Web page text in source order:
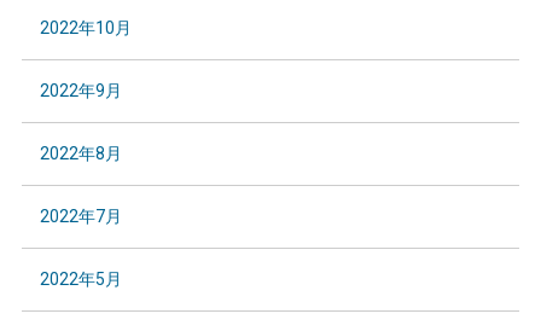
2022年10月
2022年9月
2022年8月
2022年7月
2022年5月